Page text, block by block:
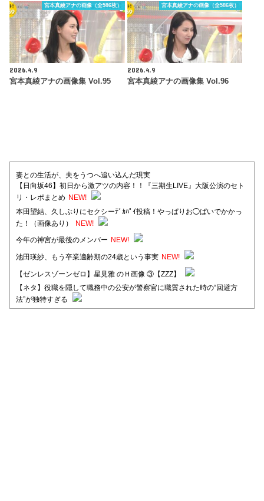
宮本真綾アナの画像（全586枚）
2026.4.9
宮本真綾アナの画像集 Vol.95
宮本真綾アナの画像（全586枚）
2026.4.9
宮本真綾アナの画像集 Vol.96
妻との生活が、夫をうつへ追い込んだ現実
【日向坂46】初日から激アツの内容！！『三期生LIVE』大阪公演のセト
リ・レポまとめ NEW!
本田望結、久しぶりにセクシーﾃﾞｶﾊﾟｲ投稿！やっぱりお◯ぱいでかかっ
た！（画像あり）
NEW!
今年の神宮が最後のメンバー NEW!
池田瑛紗、もう卒業適齢期の24歳という事実 NEW!
【ゼンレスゾーンゼロ】星見雅 のＨ画像 ③【ZZZ】
【ネタ】役職を隠して職務中の公安が警察官に職質された時の“回避方
法”が独特すぎる